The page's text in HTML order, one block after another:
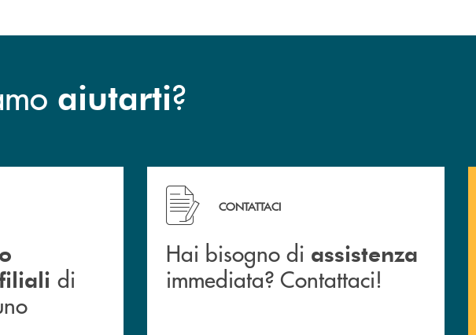
aiutarti?
delle&nbsp; filiali&nbsp; di Banca Monte Pruno
di
Hai bisogno di assistenza immediata? Contattaci!
CONTATTACI
Hai bisogno di assistenza
immediata? Contattaci!